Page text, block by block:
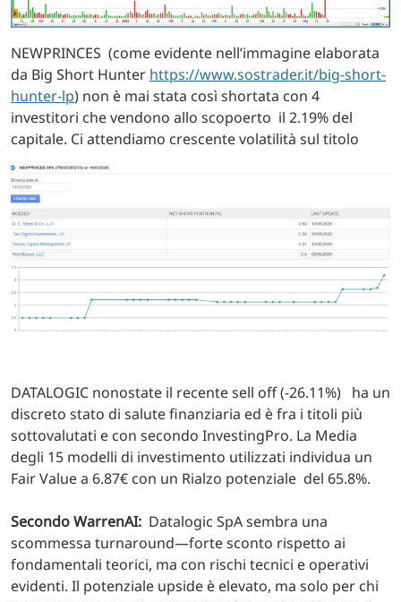
NEWPRINCES (come evidente nell’immagine elaborata
da Big Short Hunter https://www.sostrader.it/big-short-
hunter-lp) non è mai stata così shortata con 4
investitori che vendono allo scopoerto il 2.19% del
capitale. Ci attendiamo crescente volatilità sul titolo
DATALOGIC nonostate il recente sell off (-26.11%) ha un
discreto stato di salute finanziaria ed è fra i titoli più
sottovalutati e con secondo InvestingPro. La Media
degli 15 modelli di investimento utilizzati individua un
Fair Value a 6.87€ con un Rialzo potenziale del 65.8%.
Secondo WarrenAI: Datalogic SpA sembra una
scommessa turnaround—forte sconto rispetto ai
fondamentali teorici, ma con rischi tecnici e operativi
evidenti. Il potenziale upside è elevato, ma solo per chi